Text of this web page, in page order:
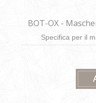
BOT-OX -
Specifica per il